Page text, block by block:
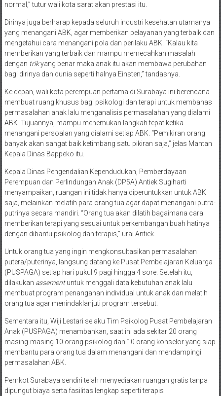
saraf otaknya teratur seperti rak buku, berbeda dengan anak
Dirinya juga berharap kepada seluruh industri kesehatan utamanya
yang menangani ABK, agar memberikan pelayanan yang terbaik dan
mengetahui cara menangani pola dan perilaku ABK. “Kalau kita
memberikan yang terbaik dan mampu memecahkan masalah
dengantrikyang benar maka anak itu akan membawa perubahan
Ke depan, wali kota perempuan pertama di Surabaya ini berencana
membuat ruang khusus bagi psikologi dan terapi untuk membahas
permasalahan anak lalu menganalisis permasalahan yang dialami
ABK. Tujuannya, mampu menemukan langkah tepat ketika
menangani persoalan yang dialami setiap ABK. “Pemikiran orang
banyak akan sangat baik ketimbang satu pikiran saja,” jelas Mantan
Kepala Dinas Pengendalian Kependudukan, Pemberdayaan
Perempuan dan Perlindungan Anak (DP5A) Antiek Sugiharti
menyampaikan, ruangan ini tidak hanya diperuntukkan untuk ABK
saja, melainkan melatih para orang tua agar dapat menangani putra-
putrinya secara mandiri. “Orang tua akan dilatih bagaimana cara
memberikan terapi yang sesuai untuk perkembangan buah hatinya
Untuk orang tua yang ingin mengkonsultasikan permasalahan
putera/puterinya, langsung datang ke Pusat Pembelajaran Keluarga
(PUSPAGA) setiap hari pukul 9 pagi hingga 4 sore. Setelah itu,
dilakukan assement untuk menggali data kebutuhan anak lalu
membuat program penanganan individual untuk anak dan melatih
Sementara itu, Wiji Lestari selaku Tim Psikolog Pusat Pembelajaran
Anak (PUSPAGA) menambahkan, saat ini ada sekitar 20 orang
masing-masing 10 orang psikolog dan 10 orang konselor yang siap
membantu para orang tua dalam menangani dan mendampingi
Pemkot Surabaya sendiri telah menyediakan ruangan gratis tanpa